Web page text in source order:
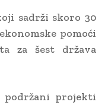
sadrži skoro 30
pomoći
za šest država
podržani projekti